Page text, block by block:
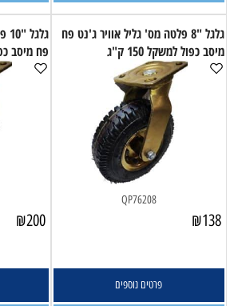
גלגל "8 פלטה מס' גליל אוויר ג'נט פח
מיסב כפול למשקל 150 ק"ג
QP76208
₪138
פרטים נוספים
פח מיסב כפול
₪200